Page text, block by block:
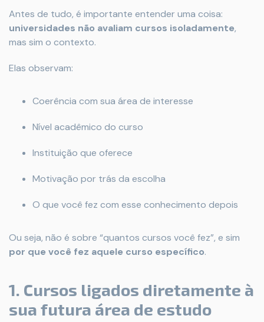
Antes de tudo, é importante entender uma coisa:
universidades não avaliam cursos isoladamente,
mas sim o contexto.
Elas observam:
Coerência com sua área de interesse
Nível acadêmico do curso
Instituição que oferece
Motivação por trás da escolha
O que você fez com esse conhecimento depois
Ou seja, não é sobre “quantos cursos você fez”, e sim
por que você fez aquele curso específico.
1. Cursos ligados diretamente à
sua futura área de estudo